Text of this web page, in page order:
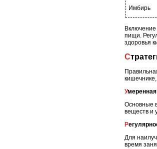
Имбирь
Включение
пищи.
здоровья
Основные
веществ и
Для
время